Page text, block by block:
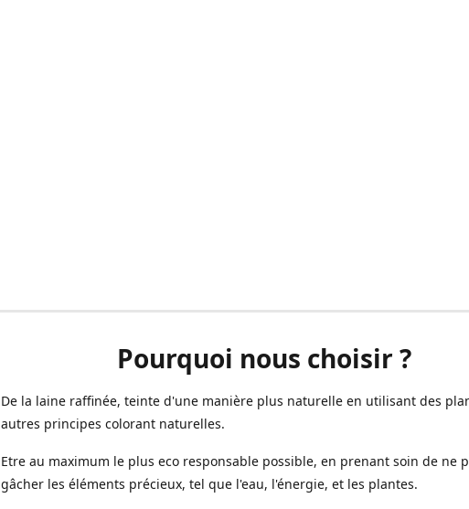
Pourquoi nous choisir ?
De la laine raffinée, teinte d'une manière plus naturelle en utilisant des
autres principes colorant naturelles.
Etre au maximum le plus eco responsable possible, en prenant soin de ne
gâcher les éléments précieux, tel que l'eau, l'énergie, et les plantes.